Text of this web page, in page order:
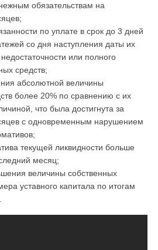
обязательствам на
по уплате в срок до 3 дней
со дня наступления даты их
или полного
средств;
абсолютной величины
более 20% по сравнению с их
что была достигнута за
с одновременным нарушением
текущей ликвидности больше
месяц;
величины собственных
уставного капитала по итогам